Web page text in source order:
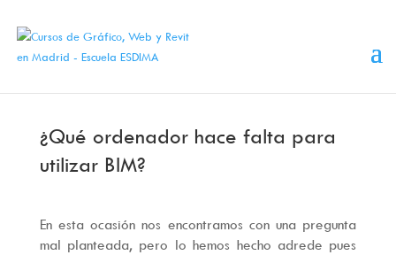
¿Qué ordenador hace falta para
utilizar BIM?
En esta ocasión nos encontramos con una pregunta
mal planteada, pero lo hemos hecho adrede pues